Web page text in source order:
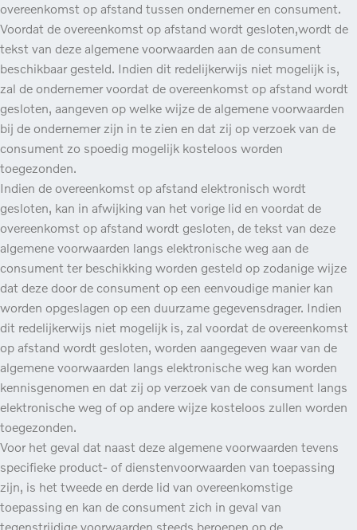
overeenkomst op afstand tussen ondernemer en consument.
Voordat de overeenkomst op afstand wordt gesloten,wordt de
tekst van deze algemene voorwaarden aan de consument
beschikbaar gesteld. Indien dit redelijkerwijs niet mogelijk is,
zal de ondernemer voordat de overeenkomst op afstand wordt
gesloten, aangeven op welke wijze de algemene voorwaarden
bij de ondernemer zijn in te zien en dat zij op verzoek van de
consument zo spoedig mogelijk kosteloos worden
toegezonden.
Indien de overeenkomst op afstand elektronisch wordt
gesloten, kan in afwijking van het vorige lid en voordat de
overeenkomst op afstand wordt gesloten, de tekst van deze
algemene voorwaarden langs elektronische weg aan de
consument ter beschikking worden gesteld op zodanige wijze
dat deze door de consument op een eenvoudige manier kan
worden opgeslagen op een duurzame gegevensdrager. Indien
dit redelijkerwijs niet mogelijk is, zal voordat de overeenkomst
op afstand wordt gesloten, worden aangegeven waar van de
algemene voorwaarden langs elektronische weg kan worden
kennisgenomen en dat zij op verzoek van de consument langs
elektronische weg of op andere wijze kosteloos zullen worden
toegezonden.
Voor het geval dat naast deze algemene voorwaarden tevens
specifieke product- of dienstenvoorwaarden van toepassing
zijn, is het tweede en derde lid van overeenkomstige
toepassing en kan de consument zich in geval van
tegenstrijdige voorwaarden steeds beroepen op de